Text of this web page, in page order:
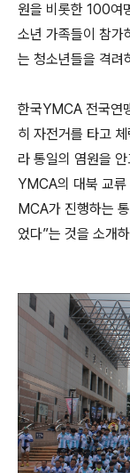
원을 비롯한 100여
소년 가족들이 참가
는 청소년들을 격려
한국YMCA 전국연
히 자전거를 타고
라 통일의 염원을
YMCA의 대북 교류
MCA가 진행하는
었다”는 것을 소개